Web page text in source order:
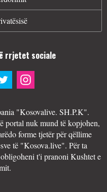
rrjetet sociale
"Kosovalive. SH.P.K".
portal nuk mund të kopjohen,
forme tjetër për qëllime
të "Kosova.live". Për ta
t'i pranoni Kushtet e